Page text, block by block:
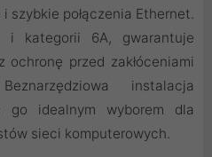
szybkie połączenia Ethernet.
i kategorii 6A, gwarantuje
ochronę przed zakłóceniami
instalacja
go idealnym wyborem dla
sieci komputerowych.